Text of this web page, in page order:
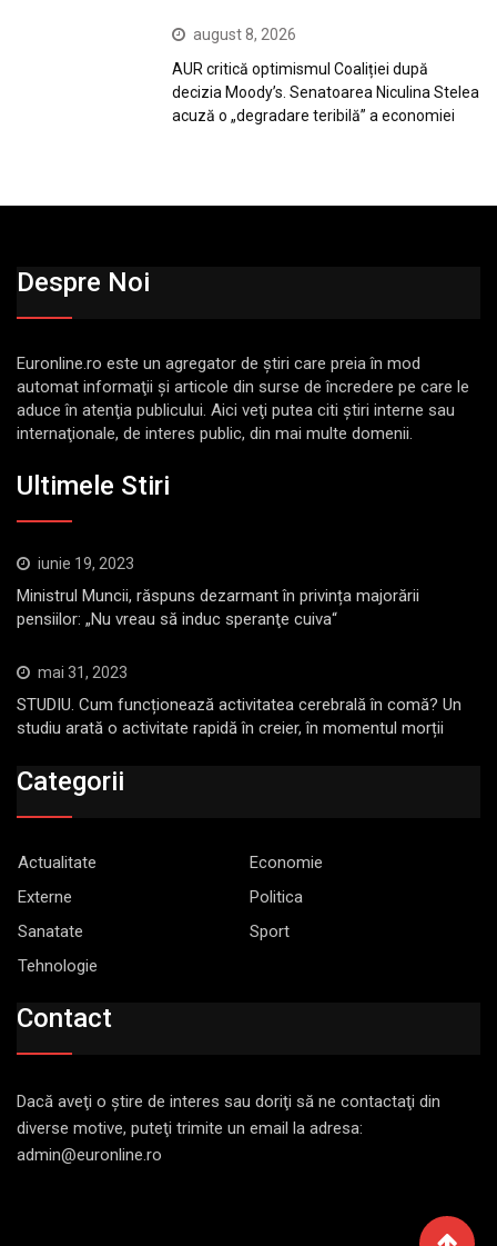
august 8, 2026
AUR critică optimismul Coaliției după
decizia Moody’s. Senatoarea Niculina Stelea
acuză o „degradare teribilă” a economiei
Despre Noi
Euronline.ro este un agregator de ştiri care preia în mod
automat informaţii şi articole din surse de încredere pe care le
aduce în atenţia publicului. Aici veţi putea citi ştiri interne sau
internaţionale, de interes public, din mai multe domenii.
Ultimele Stiri
iunie 19, 2023
Ministrul Muncii, răspuns dezarmant în privința majorării
pensiilor: „Nu vreau să induc speranţe cuiva“
mai 31, 2023
STUDIU. Cum funcționează activitatea cerebrală în comă? Un
studiu arată o activitate rapidă în creier, în momentul morții
Categorii
Actualitate
Economie
Externe
Politica
Sanatate
Sport
Tehnologie
Contact
Dacă aveţi o ştire de interes sau doriţi să ne contactaţi din
diverse motive, puteţi trimite un email la adresa:
admin@euronline.ro